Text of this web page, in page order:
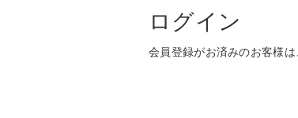
ログイン
会員登録がお済みのお客様